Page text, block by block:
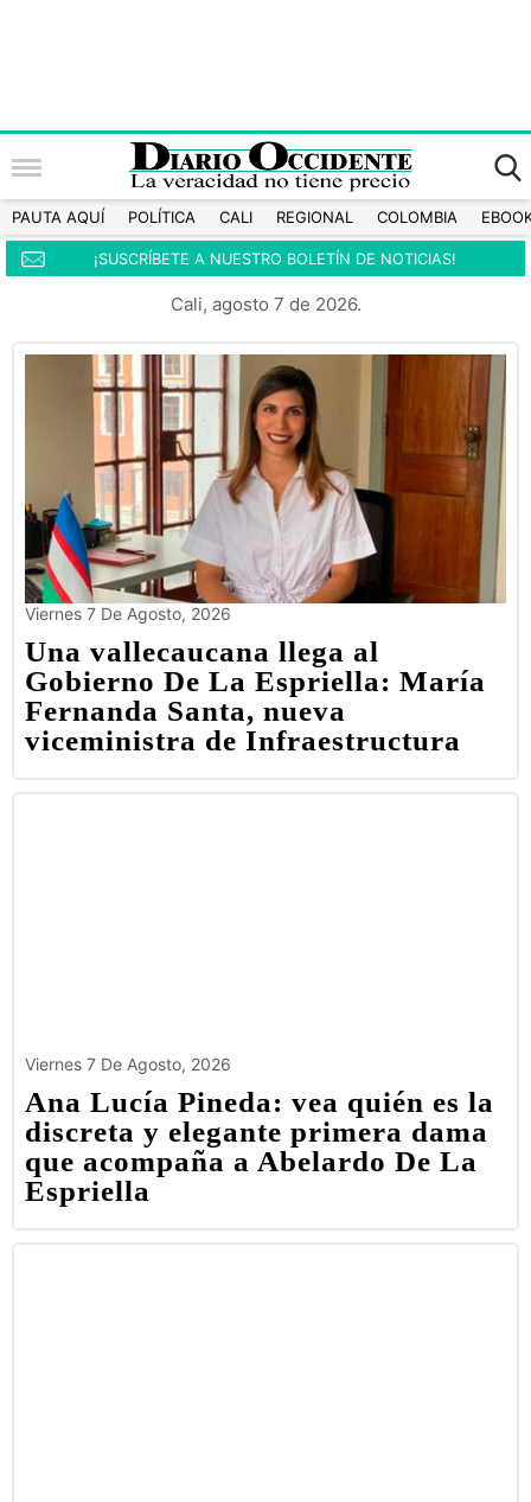
PAUTA AQUÍ POLÍTICA CALI REGIONAL COLOMBIA
¡SUSCRÍBETE A NUESTRO BOLETÍN DE NOTICIAS!
Cali, agosto 7 de 2026.
Viernes 7 De Agosto, 2026
Una vallecaucana llega al
Gobierno De La Espriella: María
Fernanda Santa, nueva
viceministra de Infraestructura
Viernes 7 De Agosto, 2026
Ana Lucía Pineda: vea quién es la
discreta y elegante primera dama
que acompaña a Abelardo De La
Espriella